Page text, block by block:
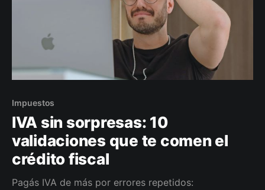
Impuestos
IVA sin sorpresas: 10
validaciones que te comen el
crédito fiscal
Pagás IVA de más por errores repetidos: